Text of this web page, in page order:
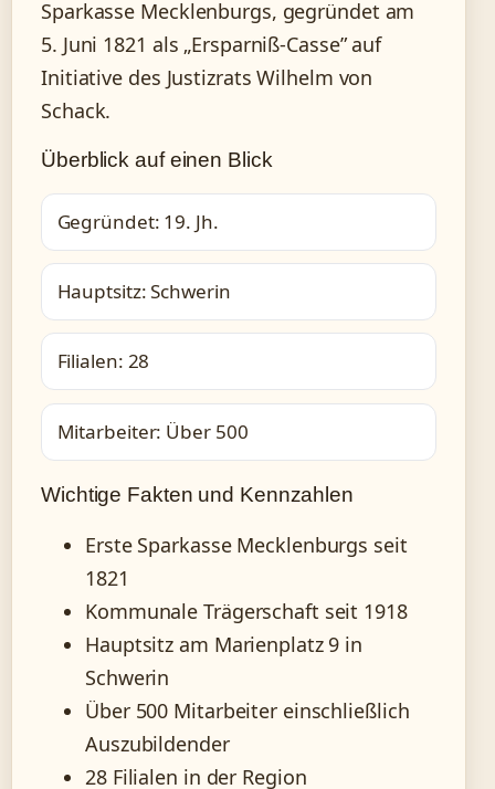
Sparkasse Mecklenburgs, gegründet am
5. Juni 1821 als „Ersparniß-Casse” auf
Initiative des Justizrats Wilhelm von
Schack.
Überblick auf einen Blick
Gegründet: 19. Jh.
Hauptsitz: Schwerin
Filialen: 28
Mitarbeiter: Über 500
Wichtige Fakten und Kennzahlen
Erste Sparkasse Mecklenburgs seit
1821
Kommunale Trägerschaft seit 1918
Hauptsitz am Marienplatz 9 in
Schwerin
Über 500 Mitarbeiter einschließlich
Auszubildender
28 Filialen in der Region